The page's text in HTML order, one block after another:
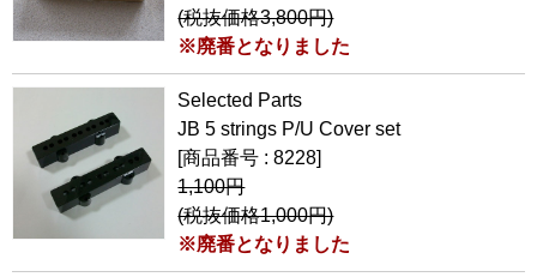
(税抜価格3,800円)
※廃番となりました
Selected Parts
JB 5 strings P/U Cover set
[商品番号 : 8228]
1,100円
(税抜価格1,000円)
※廃番となりました